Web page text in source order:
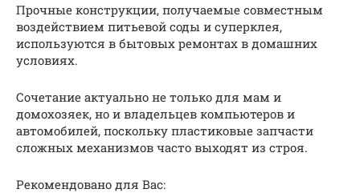
Прочные конструкции, получаемые совместным
воздействием питьевой соды и суперклея,
используются в бытовых ремонтах в домашних
условиях.
Сочетание актуально не только для мам и
домохозяек, но и владельцев компьютеров и
автомобилей, поскольку пластиковые запчасти
сложных механизмов часто выходят из строя.
Рекомендовано для Вас: